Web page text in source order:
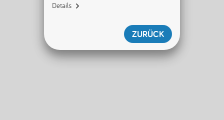
Details
splayName":"SecurityServiceError",
[error/securityServiceError]","id"
ZURÜCK